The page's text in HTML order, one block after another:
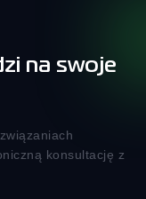
na swoje
konsultację z